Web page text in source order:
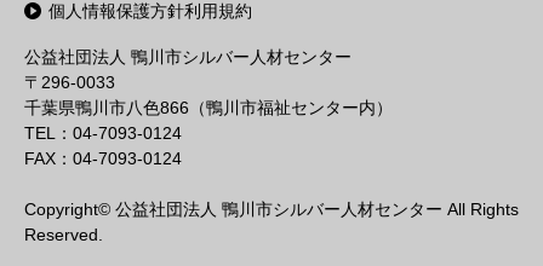
個人情報保護方針利用規約
公益社団法人 鴨川市シルバー人材センター
〒296-0033
千葉県鴨川市八色866（鴨川市福祉センター内）
TEL：04-7093-0124
FAX：04-7093-0124
Copyright© 公益社団法人 鴨川市シルバー人材センター All Rights
Reserved.